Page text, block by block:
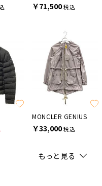
￥71,500税込
MONCLER GENIUS
￥33,000税込
もっと見る